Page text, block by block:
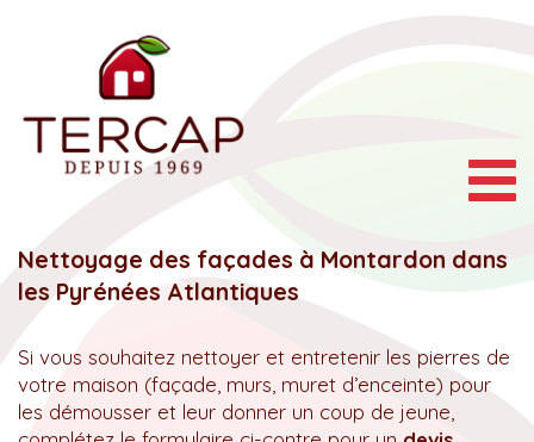
Nettoyage des façades à Montardon dans
les Pyrénées Atlantiques
Si vous souhaitez nettoyer et entretenir les pierres de
votre maison (façade, murs, muret d’enceinte) pour
les démousser et leur donner un coup de jeune,